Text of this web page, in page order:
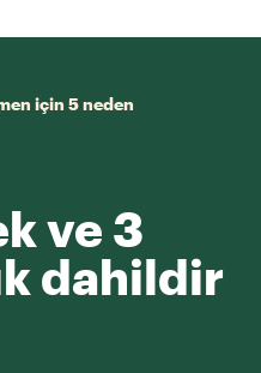
için 5 neden
ve 3
dahildir